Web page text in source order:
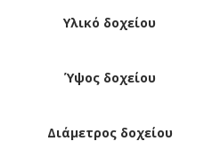
Υλικό δοχείου
Ύψος δοχείου
Διάμετρος δοχείου